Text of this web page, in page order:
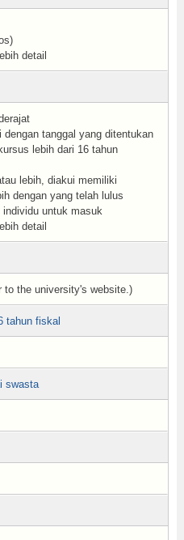
detail
tanggal yang ditentukan
lebih dari 16 tahun
lebih, diakui memiliki
dengan yang telah lulus
untuk masuk
detail
to the university's website.)
tahun fiskal
swasta